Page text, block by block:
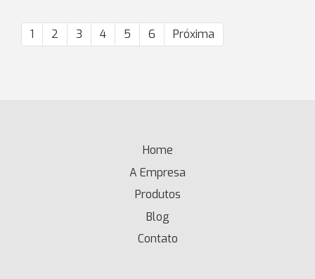
1 2 3 4 5 6 Próxima
Home
A Empresa
Produtos
Blog
Contato